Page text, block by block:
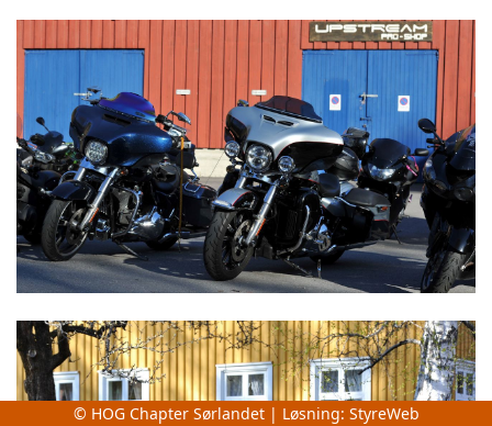
© HOG Chapter Sørlandet | Løsning: StyreWeb